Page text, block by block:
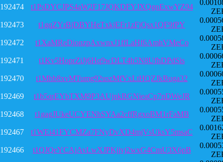
192474 t1PsDYCJPS4aW2F17JQKDFYJXQgnExwYZ94
192473
t1gqZYrBjDBYHeTxkjEFr1zFjQsx1QF9fPY
192472
t1XaMReDionzpAxwnxJ1ffLaHf6AmhVMeCo
192471
t1Kv5HoprZiJj6Hq9wDLT4h5N8UfhDPdSis
192470
t1Mhb8xvMTumg92uszMfVxLtHQZJkBuga32
192469
t1b5qrEYbTXM9P3AUjnkBGNieaCp7nDWeJR
192468
t1gagJUkeUCYENhSYAa2cffRgxoBM1rFaMB
192467
t1WEi41FYCMZa7FNyDvXD4mjVsUksY5msaC
192466
t1QJQeYCAjAvLwXJPKjjvj2wxG4CmU3X6pB